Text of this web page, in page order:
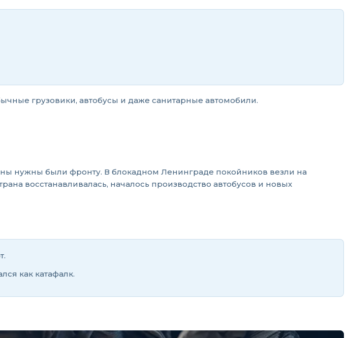
грузовики, автобусы и даже санитарные автомобили.
нужны были фронту. В блокадном Ленинграде покойников везли на
восстанавливалась, началось производство автобусов и новых
как катафалк.